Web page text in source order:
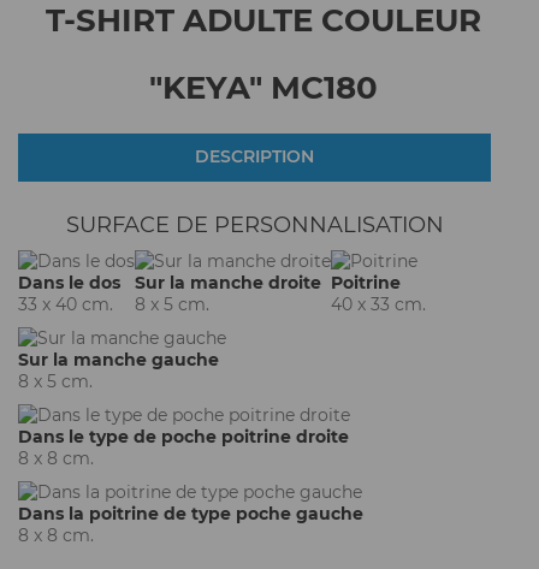
T-SHIRT ADULTE COULEUR
"KEYA" MC180
DESCRIPTION
SURFACE DE PERSONNALISATION
Dans le dos
33 x 40 cm.
Sur la manche droite
8 x 5 cm.
Poitrine
40 x 33 cm.
Sur la manche gauche
8 x 5 cm.
Dans le type de poche poitrine droite
8 x 8 cm.
Dans la poitrine de type poche gauche
8 x 8 cm.